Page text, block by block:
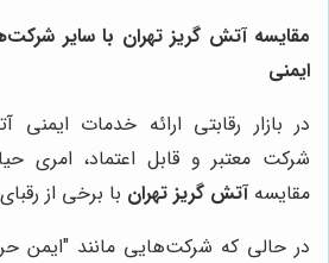
مقایسه آتش گریز تهران با سایر
ایمنی
در بازار رقابتی ارائه خدمات
شرکت معتبر و قابل اعتماد، امری
مقایسهآتش گریز تهران با برخی از
در حالی که شرکت‌هایی مانند "ایمن